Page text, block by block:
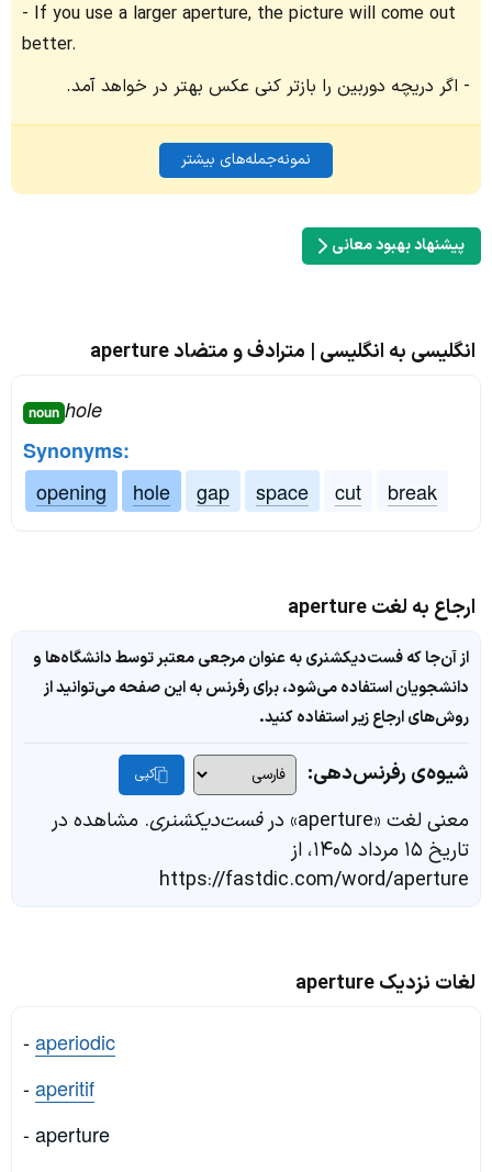
If you use a larger aperture, the picture will come out
better.
اگر دریچه دوربین را بازتر کنی عکس بهتر در خواهد آمد.
نمونه‌جمله‌های بیشتر
پیشنهاد بهبود معانی
انگلیسی به انگلیسی | مترادف و متضاد aperture
noun hole
Synonyms:
opening
hole gap space cut break
ارجاع به لغت aperture
از آن‌جا که فست‌دیکشنری به عنوان مرجعی معتبر توسط دانشگاه‌ها و
دانشجویان استفاده می‌شود، برای رفرنس به این صفحه می‌توانید از
روش‌های ارجاع زیر استفاده کنید.
شیوه‌ی رفرنس‌دهی: کپی
معنی لغت «aperture» در فست‌دیکشنری. مشاهده در
تاریخ ۱۵ مرداد ۱۴۰۵، از
https://fastdic.com/word/aperture
لغات نزدیک aperture
-aperiodic
-aperitif
- aperture